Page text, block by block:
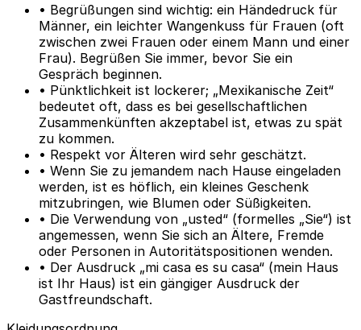
• Begrüßungen sind wichtig: ein Händedruck für
Männer, ein leichter Wangenkuss für Frauen (oft
zwischen zwei Frauen oder einem Mann und einer
Frau). Begrüßen Sie immer, bevor Sie ein
Gespräch beginnen.
• Pünktlichkeit ist lockerer; „Mexikanische Zeit“
bedeutet oft, dass es bei gesellschaftlichen
Zusammenkünften akzeptabel ist, etwas zu spät
zu kommen.
• Respekt vor Älteren wird sehr geschätzt.
• Wenn Sie zu jemandem nach Hause eingeladen
werden, ist es höflich, ein kleines Geschenk
mitzubringen, wie Blumen oder Süßigkeiten.
• Die Verwendung von „usted“ (formelles „Sie“) ist
angemessen, wenn Sie sich an Ältere, Fremde
oder Personen in Autoritätspositionen wenden.
• Der Ausdruck „mi casa es su casa“ (mein Haus
ist Ihr Haus) ist ein gängiger Ausdruck der
Gastfreundschaft.